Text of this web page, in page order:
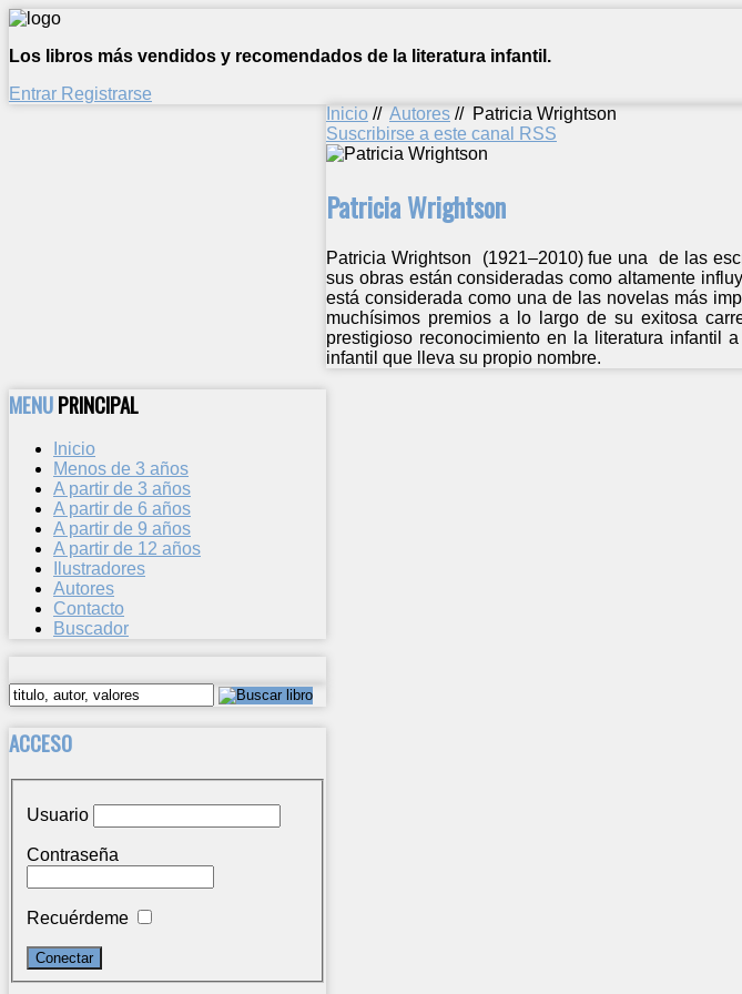
Los libros más vendidos y recomendados de la literatura infantil.
Entrar Registrarse
Inicio // Autores // Patricia Wrightson
Suscribirse a este canal RSS
Patricia Wrightson
Patricia Wrightson (1921–2010) fue una de las
sus obras están consideradas como altamente
está considerada como una de las novelas más
muchísimos premios a lo largo de su exitosa
prestigioso reconocimiento en la literatura infantil
infantil que lleva su propio nombre.
MENUPRINCIPAL
Inicio
Menos de 3 años
A partir de 3 años
A partir de 6 años
A partir de 9 años
A partir de 12 años
Ilustradores
Autores
Contacto
Buscador
ACCESO
Usuario
Contraseña
Recuérdeme